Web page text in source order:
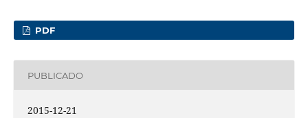
PDF
PUBLICADO
2015-12-21